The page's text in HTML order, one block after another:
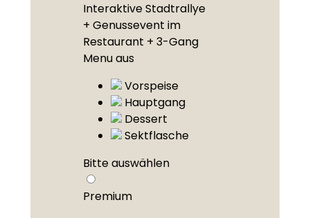
Interaktive Stadtrallye
+ Genussevent im
Restaurant + 3-Gang
Menu aus
Vorspeise
Hauptgang
Dessert
Sektflasche
Bitte auswählen
Premium